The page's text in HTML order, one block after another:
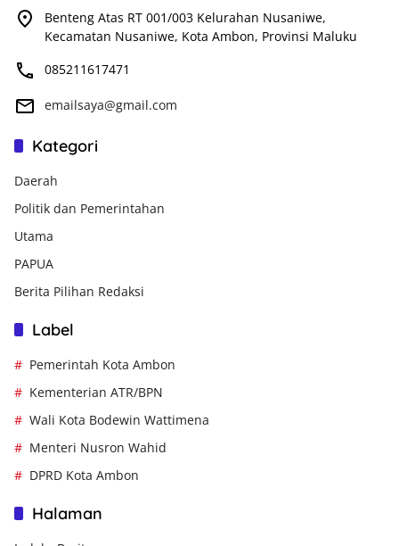
Benteng Atas RT 001/003 Kelurahan Nusaniwe,
Kecamatan Nusaniwe, Kota Ambon, Provinsi Maluku
085211617471
emailsaya@gmail.com
Kategori
Daerah
Politik dan Pemerintahan
Utama
PAPUA
Berita Pilihan Redaksi
Label
Pemerintah Kota Ambon
Kementerian ATR/BPN
Wali Kota Bodewin Wattimena
Menteri Nusron Wahid
DPRD Kota Ambon
Halaman